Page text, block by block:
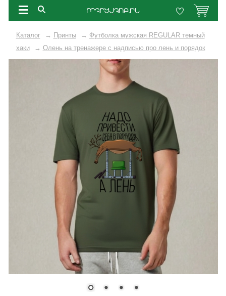
Каталог → Принты → Футболка мужская REGULAR темный
хаки
→ Олень на тренажере с надписью про лень и порядок